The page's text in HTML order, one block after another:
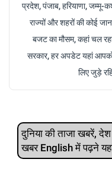
प्रदेश, पंजाब, हरियाणा, जम्मू-
राज्यों और शहरों की कोई
बजट का मौसम, कहां चल
सरकार, हर अपडेट यहां
लिए जुड़े
दुनिया की ताजा खबरें,
खबर English में पढ़ने